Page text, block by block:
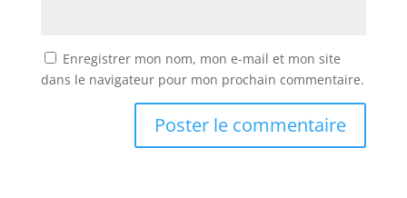
Enregistrer mon nom, mon e-mail et mon site
dans le navigateur pour mon prochain commentaire.